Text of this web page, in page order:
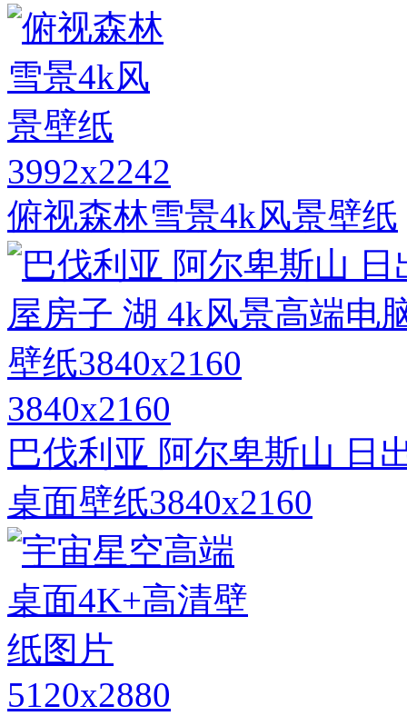
3992x2242
俯视森林雪景4k风景壁纸
3840x2160
巴伐利亚 阿尔卑斯山 日
桌面壁纸3840x2160
5120x2880